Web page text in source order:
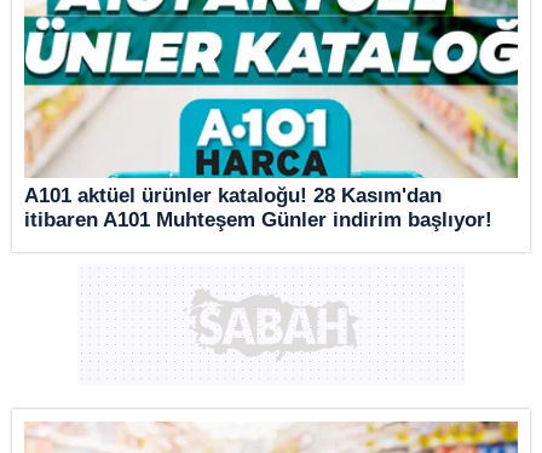
A101 aktüel ürünler kataloğu! 28 Kasım'dan
itibaren A101 Muhteşem Günler indirim başlıyor!